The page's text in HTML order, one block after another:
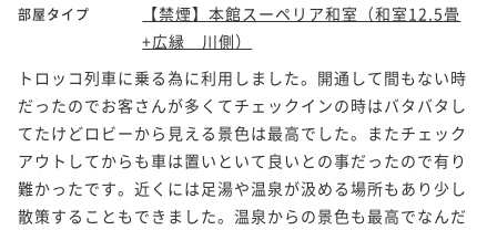
部屋タイプ
【禁煙】本館スーペリア和室（和室12.5畳
+広縁 川側）
トロッコ列車に乗る為に利用しました。開通して間もない時
だったのでお客さんが多くてチェックインの時はバタバタし
てたけどロビーから見える景色は最高でした。またチェック
アウトしてからも車は置いといて良いとの事だったので有り
難かったです。近くには足湯や温泉が汲める場所もあり少し
散策することもできました。温泉からの景色も最高でなんだ